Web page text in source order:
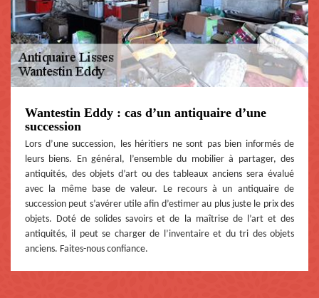
Wantestin Eddy : cas d’un antiquaire d’une
succession
Lors d’une succession, les héritiers ne sont pas bien informés de
leurs biens. En général, l’ensemble du mobilier à partager, des
antiquités, des objets d’art ou des tableaux anciens sera évalué
avec la même base de valeur. Le recours à un antiquaire de
succession peut s’avérer utile afin d’estimer au plus juste le prix des
objets. Doté de solides savoirs et de la maîtrise de l’art et des
antiquités, il peut se charger de l’inventaire et du tri des objets
anciens. Faites-nous confiance.